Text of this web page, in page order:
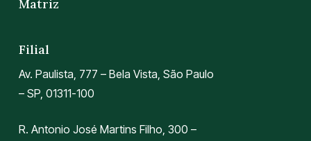
Matriz
Filial
Av. Paulista, 777 – Bela Vista, São Paulo
– SP, 01311-100
R. Antonio José Martins Filho, 300 –